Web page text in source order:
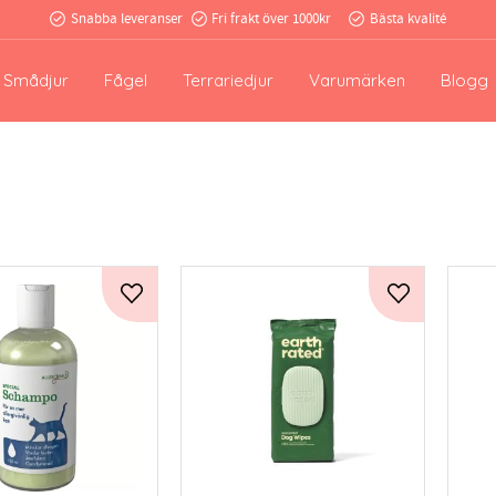
Snabba leveranser Fri frakt över 1000kr Bästa kvalité
Smådjur Fågel Terrariedjur Varumärken Blogg
Lägg till i favoriter Lägg till i